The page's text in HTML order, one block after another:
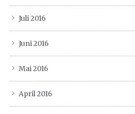
Juli 2016
Juni 2016
Mai 2016
April 2016